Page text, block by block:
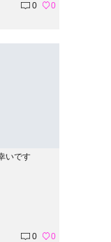
0 0
いです
0 0